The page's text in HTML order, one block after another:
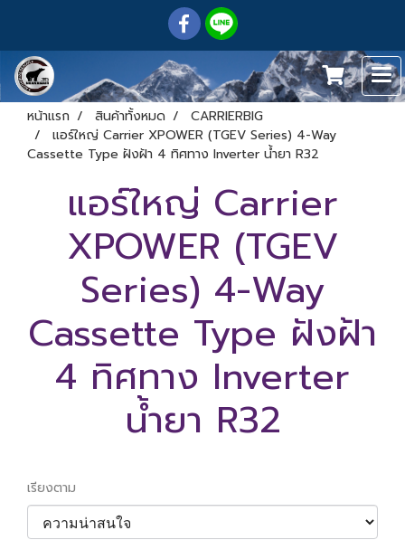
หน้าแรก สินค้าทั้งหมด
CARRIERBIG
แอร์ใหญ่ Carrier XPOWER (TGEV Series) 4-Way
Cassette Type ฝังฝ้า 4 ทิศทาง Inverter น้ำยา R32
แอร์ใหญ่ Carrier
XPOWER (TGEV
Series) 4-Way
Cassette Type ฝังฝ้า
4 ทิศทาง Inverter
น้ำยา R32
เรียงตาม